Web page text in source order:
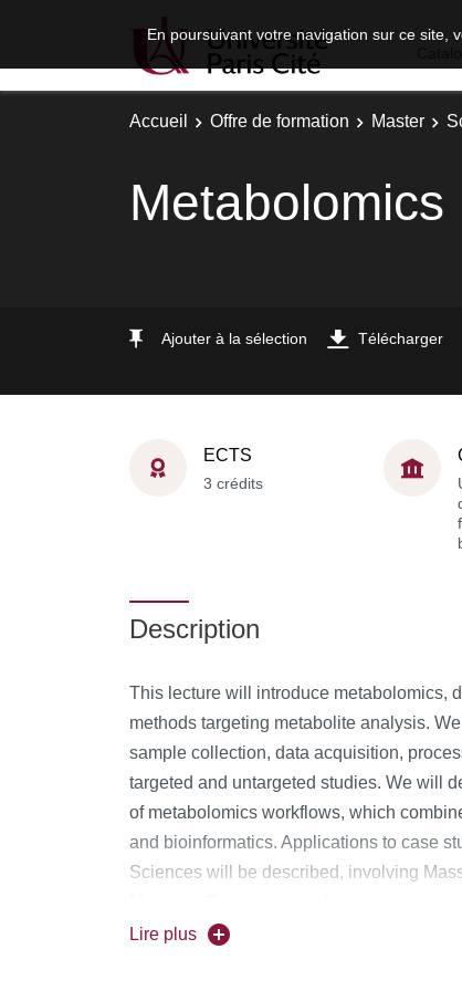
En poursuivant votre navigation sur ce site,
Accueil Offre de formation Master
Metabolomics
Ajouter à la sélection Télécharger
ECTS
3 crédits
Description
This lecture will introduce metabolomics,
methods targeting metabolite analysis.
sample collection, data acquisition,
targeted and untargeted studies. We will
of metabolomics workflows, which
and bioinformatics. Applications to case
Sciences will be described, involving
Lire plus